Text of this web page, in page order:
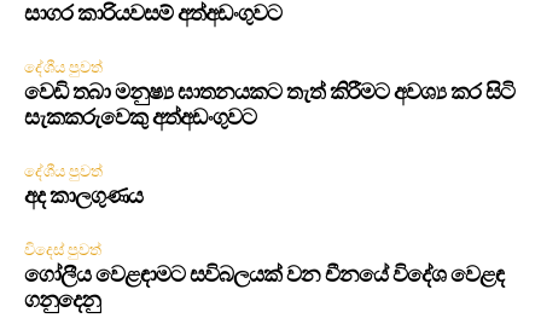
සාගර කාරියවසම් අත්අඩංගුවට
දේශීය පුවත්
වෙඩි තබා මනුෂ්‍ය ඝාතනයකට තැත් කිරීමට අවශ්‍ය කර සිටි
සැකකරුවෙකු අත්අඩංගුවට
දේශීය පුවත්
අද කාලගුණය
විදෙස් පුවත්
ගෝලීය වෙළඳාමට සවිබලයක් වන චීනයේ විදේශ වෙළඳ
ගනුදෙනු